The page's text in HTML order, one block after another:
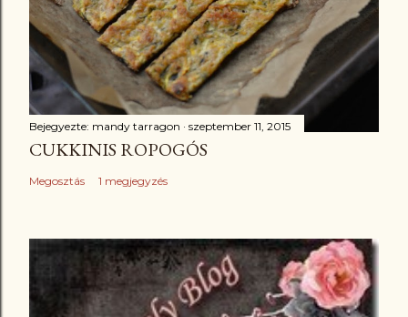
Bejegyezte: mandy tarragon szeptember 11, 2015
CUKKINIS ROPOGÓS
Megosztás 1 megjegyzés